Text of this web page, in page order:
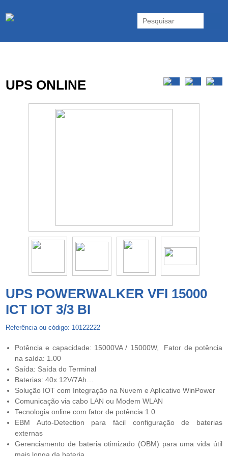
Inversores e acessórios. Portugal.
UPS ONLINE
UPS POWERWALKER VFI 15000
ICT IOT 3/3 BI
Referência ou código: 10122222
Potência e capacidade: 15000VA / 15000W, Fator de potência
na saída: 1.00
Saída: Saída do Terminal
Baterias: 40x 12V/7Ah…
Solução IOT com Integração na Nuvem e Aplicativo WinPower
Comunicação via cabo LAN ou Modem WLAN
Tecnologia online com fator de potência 1.0
EBM Auto-Detection para fácil configuração de baterias
externas
Gerenciamento de bateria otimizado (OBM) para uma vida útil
mais longa da bateria